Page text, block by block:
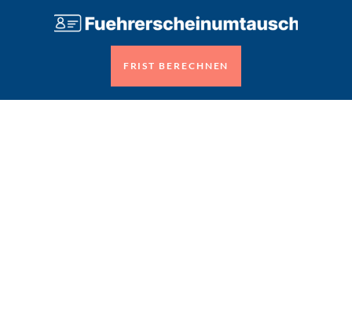
FRIST BERECHNEN